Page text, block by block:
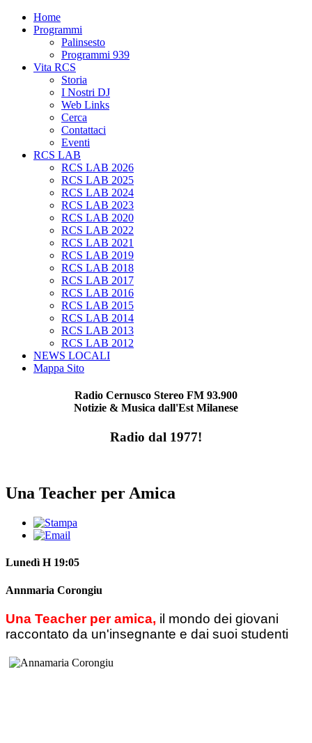
Home
Programmi
Palinsesto
Programmi 939
Vita RCS
Storia
I Nostri DJ
Web Links
Cerca
Contattaci
Eventi
RCS LAB
RCS LAB 2026
RCS LAB 2025
RCS LAB 2024
RCS LAB 2023
RCS LAB 2020
RCS LAB 2022
RCS LAB 2021
RCS LAB 2019
RCS LAB 2018
RCS LAB 2017
RCS LAB 2016
RCS LAB 2015
RCS LAB 2014
RCS LAB 2013
RCS LAB 2012
NEWS LOCALI
Mappa Sito
Radio Cernusco Stereo FM 93.900
Notizie & Musica dall'Est Milanese
Radio dal 1977!
Una Teacher per Amica
Lunedì H 19:05
Annmaria Corongiu
Una Teacher per amica, il mondo dei giovani
raccontato da un'insegnante e dai suoi studenti